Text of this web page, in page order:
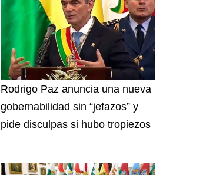
Rodrigo Paz anuncia una nueva
gobernabilidad sin “jefazos” y
pide disculpas si hubo tropiezos